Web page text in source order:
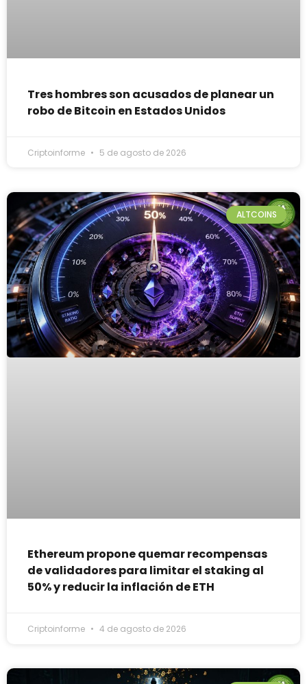
Tres hombres son acusados de planear un
robo de Bitcoin en Estados Unidos
Criptoinforme 5 de agosto de 2026
ALTCOINS
Ethereum propone quemar recompensas
de validadores para limitar el staking al
50% y reducir la inflación de ETH
Criptoinforme 4 de agosto de 2026